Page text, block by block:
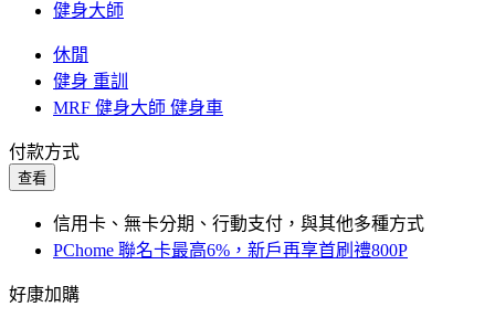
健身大師
休閒
健身 重訓
MRF 健身大師 健身車
付款方式
查看
信用卡、無卡分期、行動支付，與其他多種方式
PChome 聯名卡最高6%，新戶再享首刷禮800P
好康加購